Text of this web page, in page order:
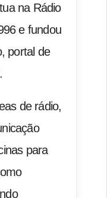
na Rádio
e fundou
portal de
de rádio,
para